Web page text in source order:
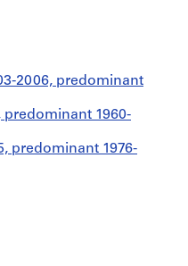
2006, predominant
predominant 1960-
predominant 1976-